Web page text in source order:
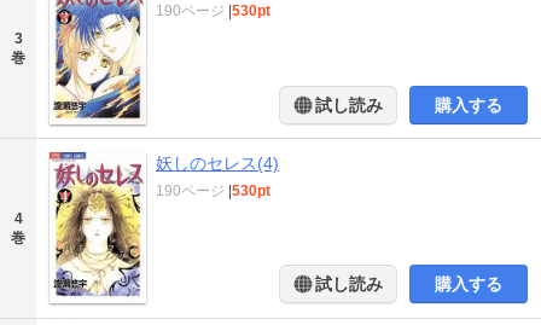
3
巻
190ページ |530pt
試し読み 購入する
4
巻
妖しのセレス(4)
190ページ |530pt
試し読み 購入する